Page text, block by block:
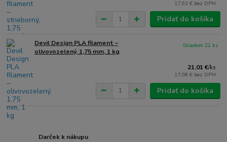
17,92 € bez DPH
Pridať do košíka
Devil Design PLA filament –
olivovozelený, 1,75 mm, 1 kg
21,01 €/ks
17,08 € bez DPH
Skladom 22 ks
Pridať do košíka
Darček k nákupu